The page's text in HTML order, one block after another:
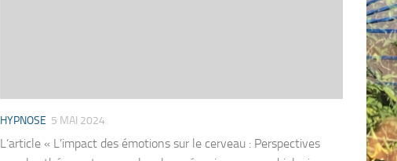
HYPNOSE 5 MAI 2024
L’article « L’impact des émotions sur le cerveau : Perspectives